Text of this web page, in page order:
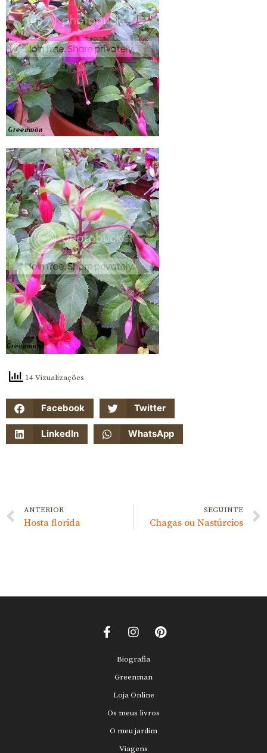
14 Vizualizações
Facebook Twitter
LinkedIn WhatsApp
ANTERIOR
Hosta florida
SEGUINTE
Chagas ou Nastúrcios
Biografia
Greenman
Loja Online
Os meus livros
O meu jardim
Viagens